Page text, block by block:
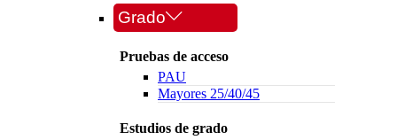
Grado
Pruebas de acceso
PAU
Mayores 25/40/45
Estudios de grado